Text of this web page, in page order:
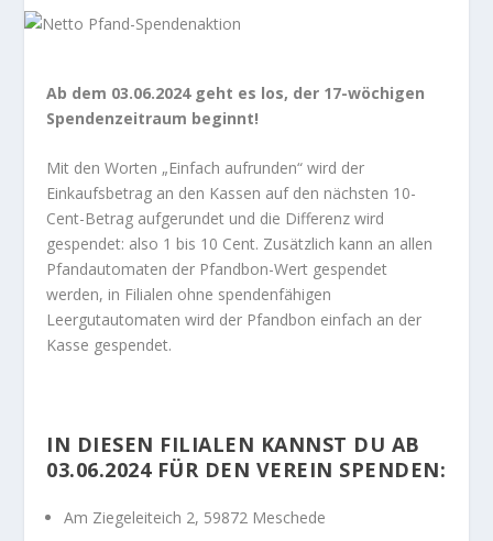
Ab dem 03.06.2024 geht es los, der 17-wöchigen
Spendenzeitraum beginnt!
Mit den Worten „Einfach aufrunden“ wird der
Einkaufsbetrag an den Kassen auf den nächsten 10-
Cent-Betrag aufgerundet und die Differenz wird
gespendet: also 1 bis 10 Cent. Zusätzlich kann an allen
Pfandautomaten der Pfandbon-Wert gespendet
werden, in Filialen ohne spendenfähigen
Leergutautomaten wird der Pfandbon einfach an der
Kasse gespendet.
IN DIESEN FILIALEN KANNST DU AB
03.06.2024 FÜR DEN VEREIN SPENDEN:
Am Ziegeleiteich 2, 59872 Meschede